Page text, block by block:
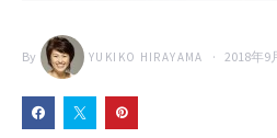
By YUKIKO HIRAYAMA 2018年9